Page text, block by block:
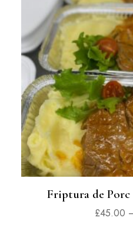
Friptura de
£45.00